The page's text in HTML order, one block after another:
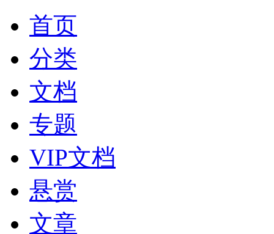
首页
分类
文档
专题
VIP文档
悬赏
文章